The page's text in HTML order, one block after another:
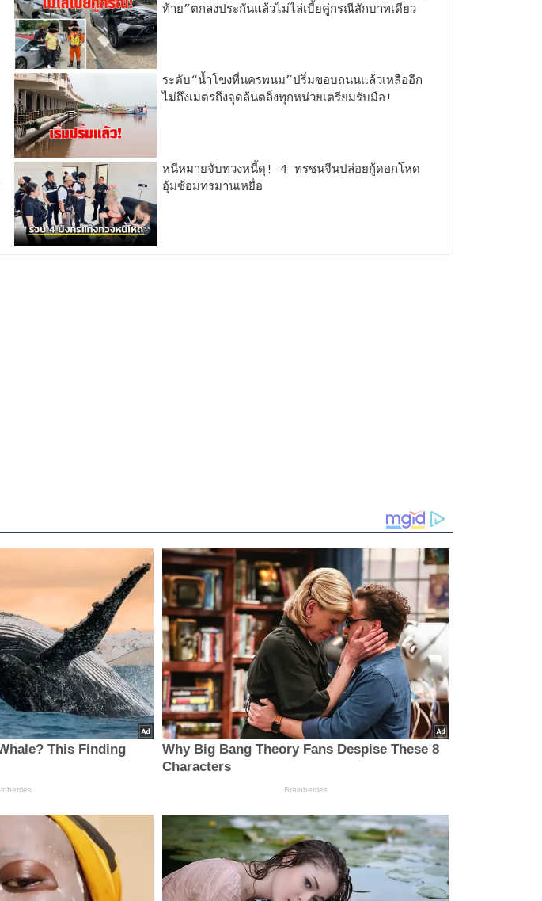
ท้าย”ตกลงประกันแล้วไม่ไล่เบี้ยคู่กรณีสักบาทเดียว
ระดับ“น้ำโขงที่นครพนม”ปริ่มขอบถนนแล้วเหลืออีก
ไม่ถึงเมตรถึงจุดล้นตลิ่งทุกหน่วยเตรียมรับมือ!
หนีหมายจับทวงหนี้ดุ! 4 ทรชนจีนปล่อยกู้ดอกโหด
อุ้มซ้อมทรมานเหยื่อ